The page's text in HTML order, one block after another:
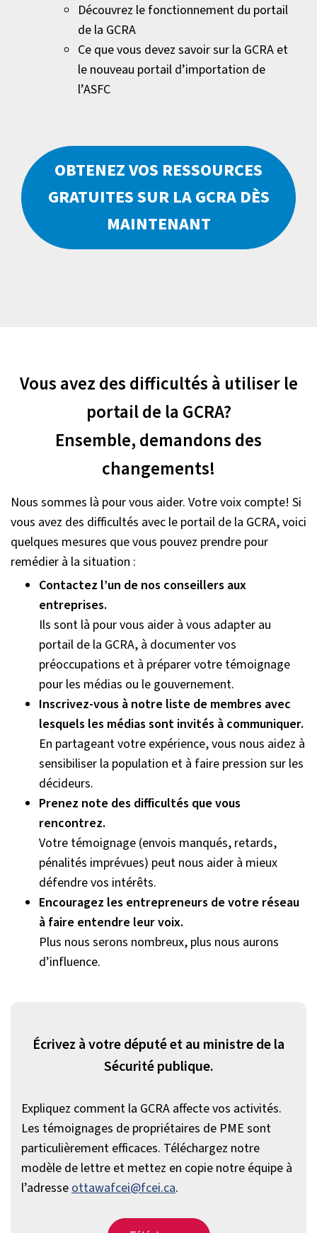
Découvrez le fonctionnement du portail
de la GCRA
Ce que vous devez savoir sur la GCRA et
le nouveau portail d’importation de
l’ASFC
OBTENEZ VOS RESSOURCES
GRATUITES SUR LA GCRA DÈS
MAINTENANT
Vous avez des difficultés à utiliser le
portail de la GCRA?
Ensemble, demandons des
changements!
Nous sommes là pour vous aider. Votre voix compte! Si
vous avez des difficultés avec le portail de la GCRA, voici
quelques mesures que vous pouvez prendre pour
remédier à la situation :
Contactez l’un de nos conseillers aux
entreprises.
Ils sont là pour vous aider à vous adapter au
portail de la GCRA, à documenter vos
préoccupations et à préparer votre témoignage
pour les médias ou le gouvernement.
Inscrivez-vous à notre liste de membres avec
lesquels les médias sont invités à communiquer.
En partageant votre expérience, vous nous aidez à
sensibiliser la population et à faire pression sur les
décideurs.
Prenez note des difficultés que vous
rencontrez.
Votre témoignage (envois manqués, retards,
pénalités imprévues) peut nous aider à mieux
défendre vos intérêts.
Encouragez les entrepreneurs de votre réseau
à faire entendre leur voix.
Plus nous serons nombreux, plus nous aurons
d’influence.
Écrivez à votre député et au ministre de la
Sécurité publique.
Expliquez comment la GCRA affecte vos activités.
Les témoignages de propriétaires de PME sont
particulièrement efficaces. Téléchargez notre
modèle de lettre et mettez en copie notre équipe à
l’adresseottawafcei@fcei.ca.